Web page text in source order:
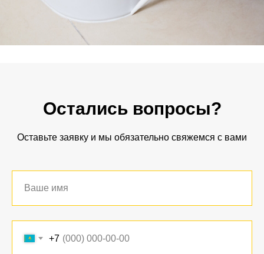
Остались вопросы?
Оставьте заявку и мы обязательно свяжемся с вами
+7